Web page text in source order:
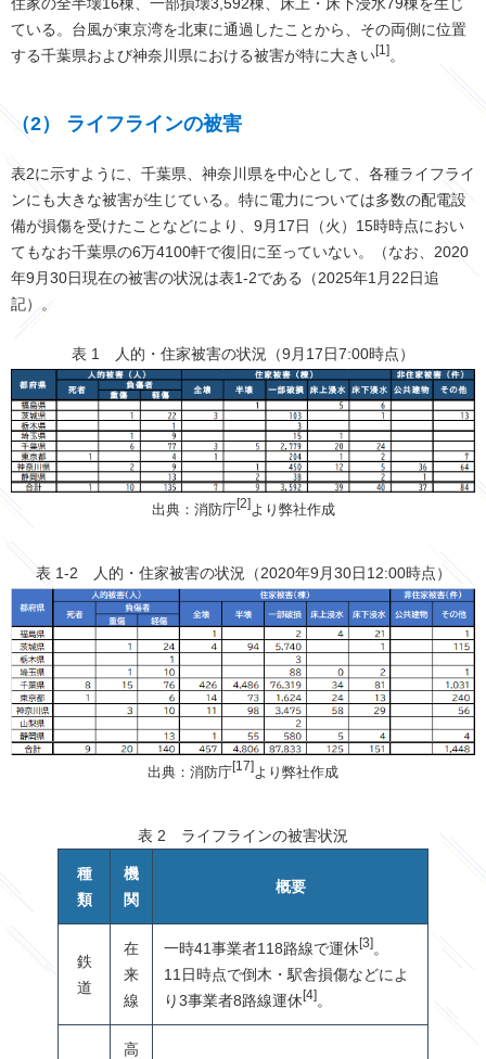
ている。台風が東京湾を北東に通過したことから、その両側に位置
する千葉県および神奈川県における被害が特に大きい[1]。
（2） ライフラインの被害
表2に示すように、千葉県、神奈川県を中心として、各種ライフライ
ンにも大きな被害が生じている。特に電力については多数の配電設
備が損傷を受けたことなどにより、9月17日（火）15時時点におい
てもなお千葉県の6万4100軒で復旧に至っていない。（なお、2020
年9月30日現在の被害の状況は表1-2である（2025年1月22日追
記）。
表 1 人的・住家被害の状況（9月17日7:00時点）
出典：消防庁[2]より弊社作成
表 1-2 人的・住家被害の状況（2020年9月30日12:00時点）
出典：消防庁[17]より弊社作成
表 2 ライフラインの被害状況
種
類
機
関
概要
鉄
道
在
来
線
一時41事業者118路線で運休[3]。
11日時点で倒木・駅舎損傷などによ
り3事業者8路線運休[4]。
高